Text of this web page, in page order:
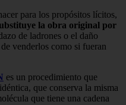
para los propósitos lícitos,
la obra original por
de ladrones o el daño
venderlos como si fueran
es un procedimiento que
que conserva la misma
que tiene una cadena